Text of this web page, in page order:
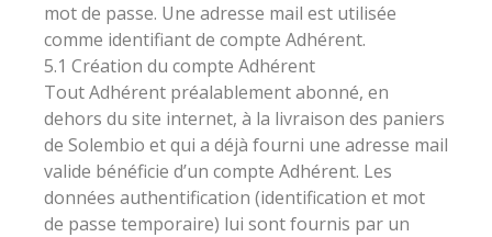
mot de passe. Une adresse mail est utilisée
comme identifiant de compte Adhérent.
5.1 Création du compte Adhérent
Tout Adhérent préalablement abonné, en
dehors du site internet, à la livraison des paniers
de Solembio et qui a déjà fourni une adresse mail
valide bénéficie d’un compte Adhérent. Les
données authentification (identification et mot
de passe temporaire) lui sont fournis par un